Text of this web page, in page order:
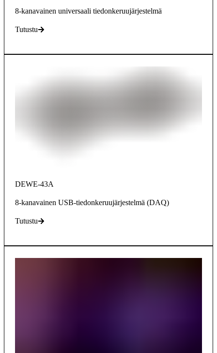
8-kanavainen universaali tiedonkeruujärjestelmä
Tutustu
DEWE-43A
8-kanavainen USB-tiedonkeruujärjestelmä (DAQ)
Tutustu